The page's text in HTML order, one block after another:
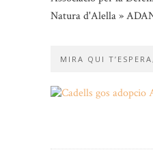
Natura d'Alella »
MIRA QUI